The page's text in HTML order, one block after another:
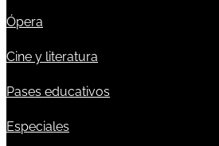
Ópera
Cine y literatura
Pases educativos
Especiales